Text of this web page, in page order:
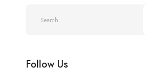
Follow Us